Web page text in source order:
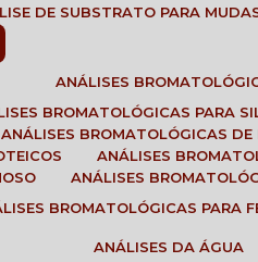
DE SUBSTRATO PARA
ANÁLISES
BROMATOLÓGICAS PARA
ANÁLISES BROMATOLÓGICAS
ANÁLISES
ANÁLISES
BROMATOLÓGICAS PARA
ANÁLISES DA ÁGUA